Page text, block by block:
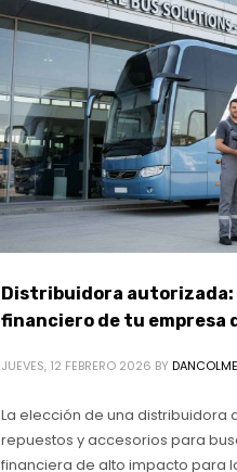
Distribuidora autorizada:
financiero de tu empresa
JUEVES, 12 FEBRERO 2026 BY
La elección de una distribuidora
repuestos y accesorios para
financiera de alto impacto para